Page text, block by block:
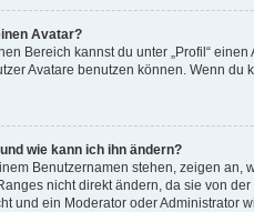
Avatar?
Bereich kannst du unter „Profil“
Avatare benutzen können. Wenn du
wie kann ich ihn ändern?
Benutzernamen stehen, zeigen an,
nicht direkt ändern, da sie von
und ein Moderator oder Administrator